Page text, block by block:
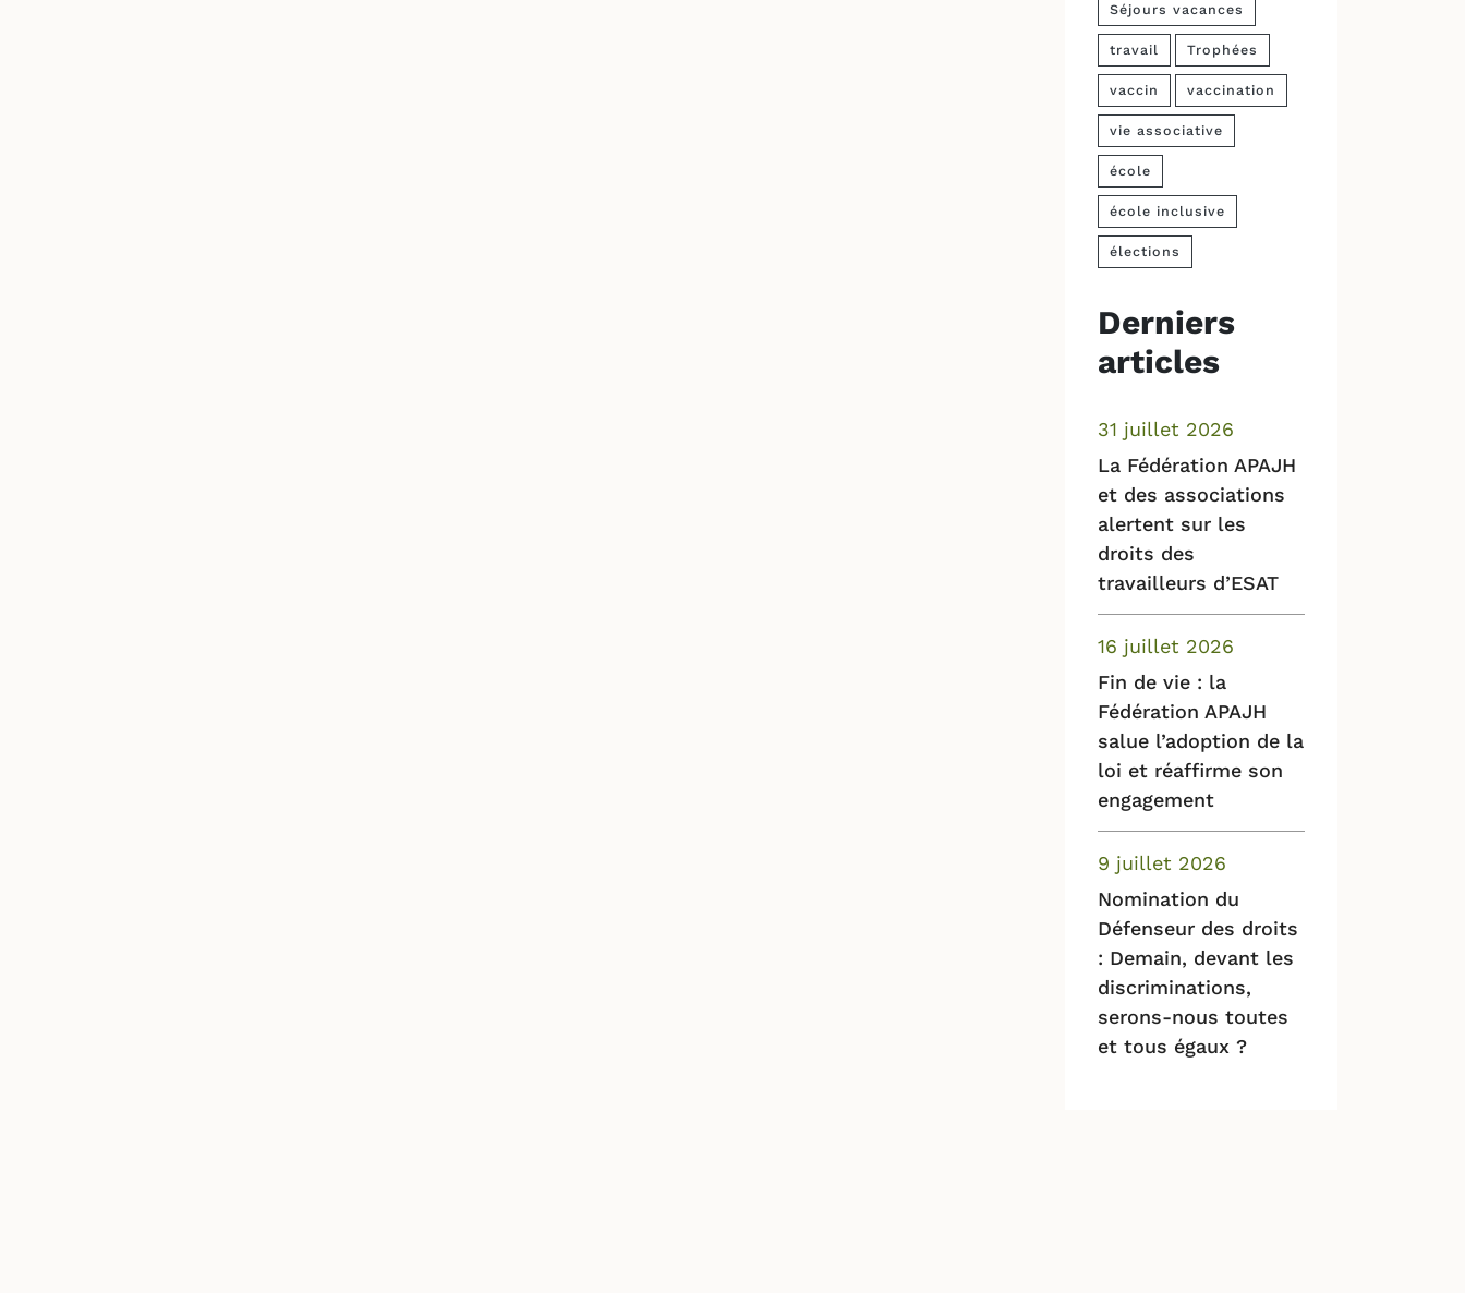
Séjours vacances
travail Trophées
vaccin vaccination
vie associative
école
école inclusive
élections
Derniers
articles
La Fédération APAJH
et des associations
alertent sur les
droits des
travailleurs d’ESAT
31 juillet 2026
Fin de vie : la
Fédération APAJH
salue l’adoption de la
loi et réaffirme son
engagement
16 juillet 2026
Nomination du
Défenseur des droits
: Demain, devant les
discriminations,
serons-nous toutes
et tous égaux ?
9 juillet 2026